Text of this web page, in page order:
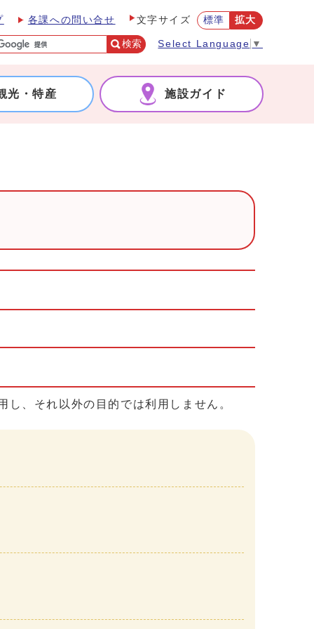
各課への問い合せ 文字サイズ 標準 拡大
検索 Select Language ▼
光・特産 施設ガイド
、それ以外の目的では利用しません。